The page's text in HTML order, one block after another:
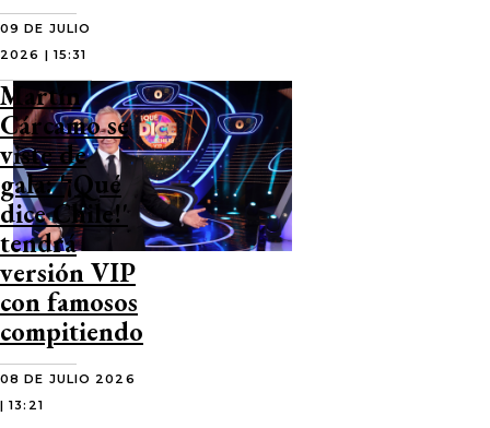
09 DE JULIO
2026 | 15:31
Martín
Cárcamo se
viste de
gala: '¡Qué
dice Chile!'
tendrá
versión VIP
con famosos
compitiendo
08 DE JULIO 2026
| 13:21